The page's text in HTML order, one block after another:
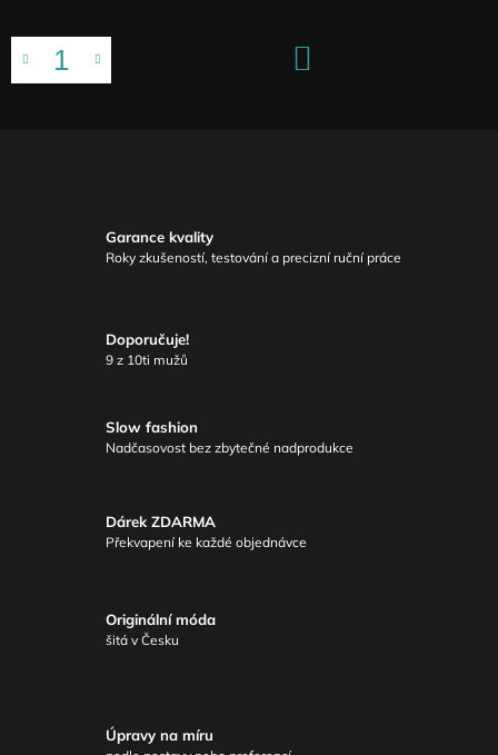
Garance kvality
Roky zkušeností, testování a precizní ruční práce
Doporučuje!
9 z 10ti mužů
Slow fashion
Nadčasovost bez zbytečné nadprodukce
Dárek ZDARMA
Překvapení ke každé objednávce
Originální móda
šitá v Česku
Úpravy na míru